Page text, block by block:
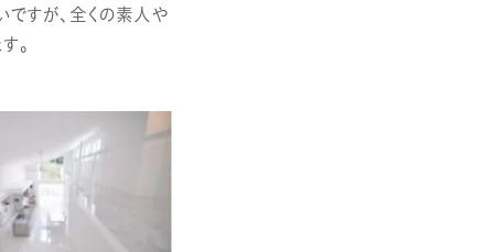
ですが、全くの素人や
。